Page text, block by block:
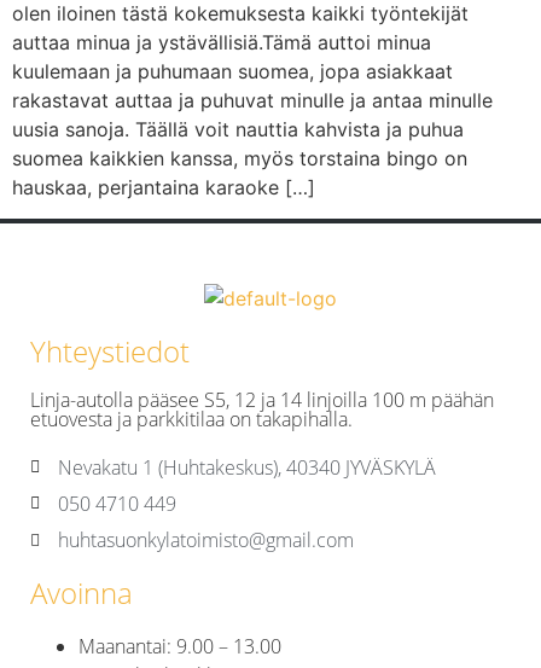
olen iloinen tästä kokemuksesta kaikki työntekijät
auttaa minua ja ystävällisiä.Tämä auttoi minua
kuulemaan ja puhumaan suomea, jopa asiakkaat
rakastavat auttaa ja puhuvat minulle ja antaa minulle
uusia sanoja. Täällä voit nauttia kahvista ja puhua
suomea kaikkien kanssa, myös torstaina bingo on
hauskaa, perjantaina karaoke […]
Yhteystiedot
Linja-autolla pääsee S5, 12 ja 14 linjoilla 100 m päähän
etuovesta ja parkkitilaa on takapihalla.
Nevakatu 1 (Huhtakeskus), 40340 JYVÄSKYLÄ
050 4710 449
huhtasuonkylatoimisto@gmail.com
Avoinna
Maanantai: 9.00 – 13.00